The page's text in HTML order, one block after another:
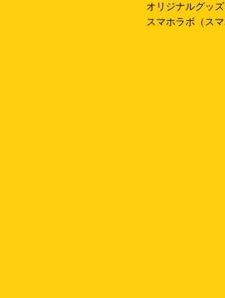
オリジナルグッ
スマホラボ（ス